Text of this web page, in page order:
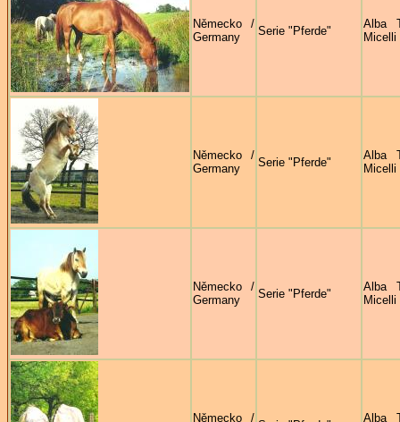
Německo /
Germany
Serie "Pferde"
Alba
Micelli
Německo /
Germany
Serie "Pferde"
Alba
Micelli
Německo /
Germany
Serie "Pferde"
Alba
Micelli
Německo / Alba